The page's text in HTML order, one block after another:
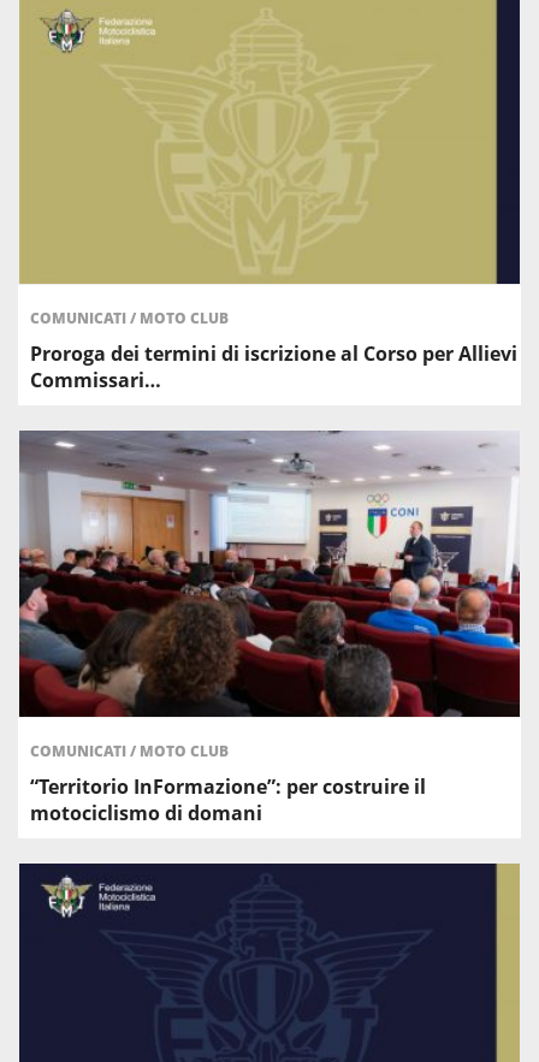
COMUNICATI/ MOTO CLUB
Proroga dei termini di iscrizione al Corso per Allievi
Commissari…
COMUNICATI/ MOTO CLUB
“Territorio InFormazione”: per costruire il
motociclismo di domani